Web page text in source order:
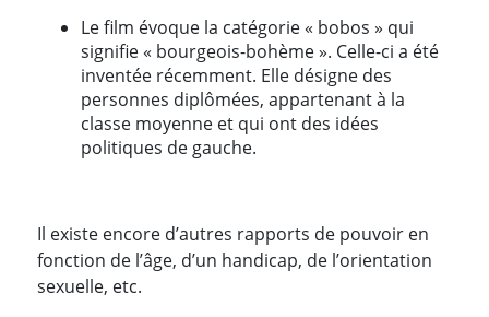
Le film évoque la catégorie « bobos » qui
signifie « bourgeois-bohème ». Celle-ci a été
inventée récemment. Elle désigne des
personnes diplômées, appartenant à la
classe moyenne et qui ont des idées
politiques de gauche.
Il existe encore d’autres rapports de pouvoir en
fonction de l’âge, d’un handicap, de l’orientation
sexuelle, etc.